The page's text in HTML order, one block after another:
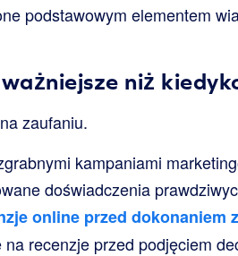
podstawowym elementem
niż
zaufaniu.
kampaniami
doświadczenia
online przed dokonaniem
recenzje przed podjęciem